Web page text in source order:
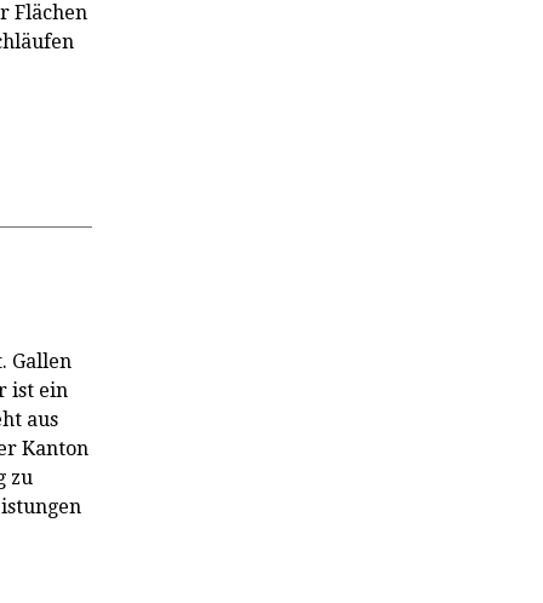
Flächen
Gallen
ist ein
aus
Kanton
zu